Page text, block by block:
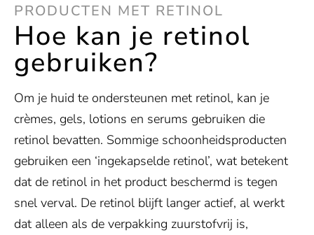
PRODUCTEN MET RETINOL
Hoe kan je retinol
gebruiken?
Om je huid te ondersteunen met retinol, kan je
crèmes, gels, lotions en serums gebruiken die
retinol bevatten. Sommige schoonheidsproducten
gebruiken een ‘ingekapselde retinol’, wat betekent
dat de retinol in het product beschermd is tegen
snel verval. De retinol blijft langer actief, al werkt
dat alleen als de verpakking zuurstofvrij is,